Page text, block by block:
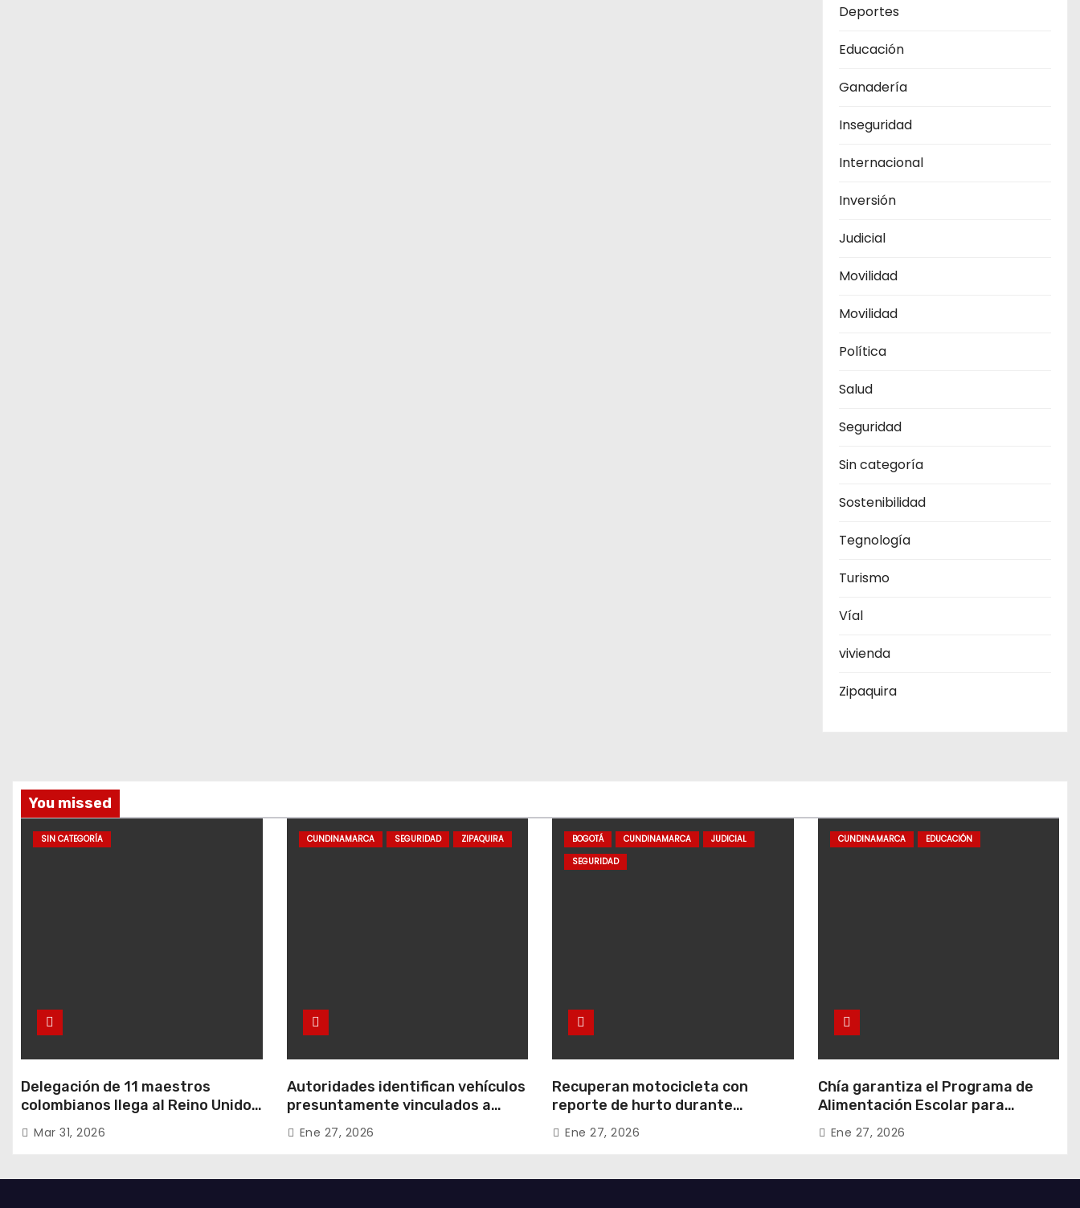
Deportes
Educación
Ganadería
Inseguridad
Internacional
Inversión
Judicial
Movilidad
Movilidad
Política
Salud
Seguridad
Sin categoría
Sostenibilidad
Tegnología
Turismo
Víal
vivienda
Zipaquira
You missed
SIN CATEGORÍA
Delegación de 11 maestros
colombianos llega al Reino Unido:
entre ellos, una destacada
profesora de Ubaté
Mar 31, 2026
CUNDINAMARCA SEGURIDAD ZIPAQUIRA
Autoridades identifican vehículos
presuntamente vinculados a
hurtos en conjuntos
residenciales de Zipaquirá
Ene 27, 2026
BOGOTÁ CUNDINAMARCA
JUDICIAL
SEGURIDAD
Recuperan motocicleta con
reporte de hurto durante
operativo de seguridad en Rafael
Uribe Uribe
Ene 27, 2026
CUNDINAMARCA EDUCACIÓN
Chía garantiza el Programa de
Alimentación Escolar para
estudiantes de instituciones
oficiales
Ene 27, 2026